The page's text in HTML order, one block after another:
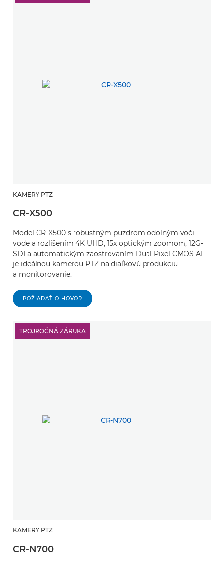
KAMERY PTZ
CR-X500
Model CR-X500 s robustným puzdrom odolným voči
vode a rozlíšením 4K UHD, 15x optickým zoomom, 12G-
SDI a automatickým zaostrovaním Dual Pixel CMOS AF
je ideálnou kamerou PTZ na diaľkovú produkciu
a monitorovanie.
POŽIADAŤ O HOVOR
TROJROČNÁ ZÁRUKA
KAMERY PTZ
CR-N700